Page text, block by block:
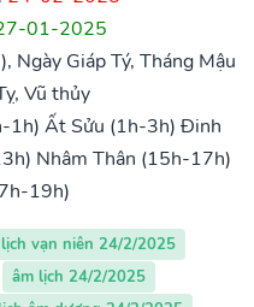
01-2025
Ngày Giáp Tý, Tháng Mậu
Vũ thủy
1h) Ất Sửu (1h-3h) Đinh
Nhâm Thân (15h-17h)
19h)
lịch vạn niên 24/2/2025
âm lịch 24/2/2025